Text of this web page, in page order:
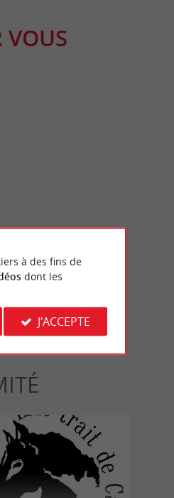
VOUS
la-Bataille
à des fins de
dont les
J'ACCEPTE